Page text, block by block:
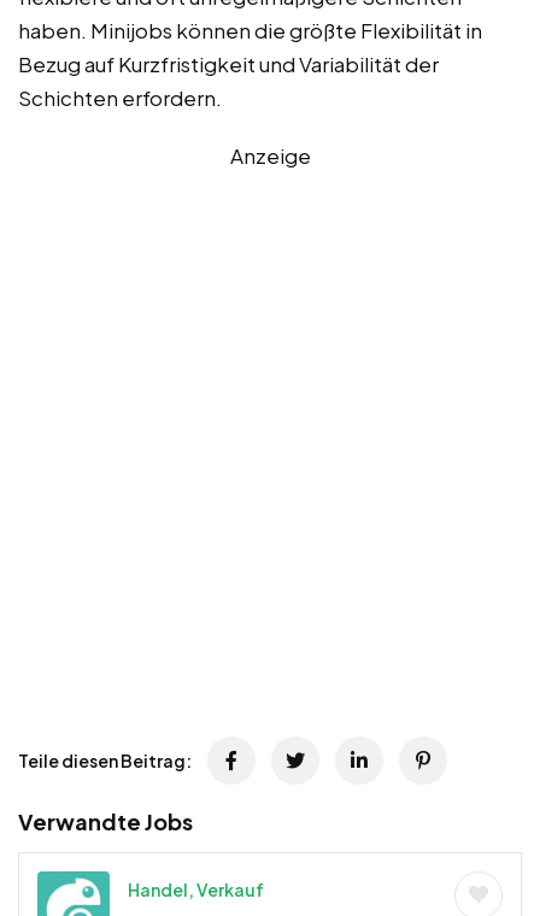
haben. Minijobs können die größte Flexibilität in
Bezug auf Kurzfristigkeit und Variabilität der
Schichten erfordern.
Anzeige
Teile diesen Beitrag:
Verwandte Jobs
Handel, Verkauf